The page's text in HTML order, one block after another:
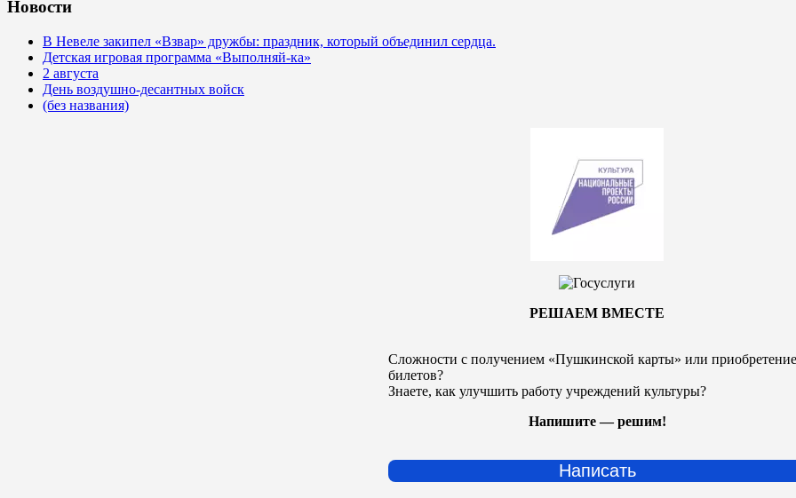
Новости
В Невеле закипел «Взвар» дружбы: праздник, который объединил сердца.
Детская игровая программа «Выполняй-ка»
2 августа
День воздушно-десантных войск
(без названия)
РЕШАЕМ ВМЕСТЕ
Сложности с получением «Пушкинской карты» или
билетов?
Знаете, как улучшить работу учреждений культуры?
Напишите — решим!
Написать